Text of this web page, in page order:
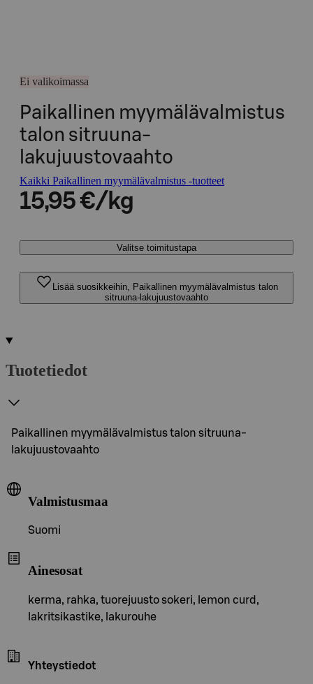
Ei valikoimassa
Paikallinen myymälävalmistus
talon sitruuna-
lakujuustovaahto
Kaikki Paikallinen myymälävalmistus -tuotteet
15,95 €/kg
Valitse toimitustapa
Lisää suosikkeihin, Paikallinen myymälävalmistus talon
sitruuna-lakujuustovaahto
Tuotetiedot
Paikallinen myymälävalmistus talon sitruuna-
lakujuustovaahto
Valmistusmaa
Suomi
Ainesosat
kerma, rahka, tuorejuusto sokeri, lemon curd,
lakritsikastike, lakurouhe
Yhteystiedot